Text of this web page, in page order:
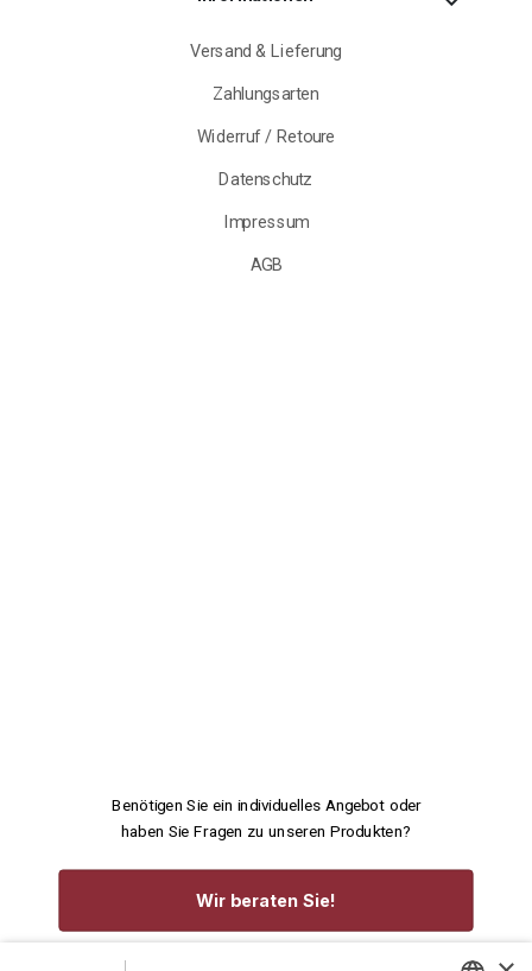
Versand & Lieferung
Zahlungsarten
Widerruf / Retoure
Datenschutz
Impressum
AGB
Benötigen Sie ein individuelles Angebot oder
haben Sie Fragen zu unseren Produkten?
Wir beraten Sie!